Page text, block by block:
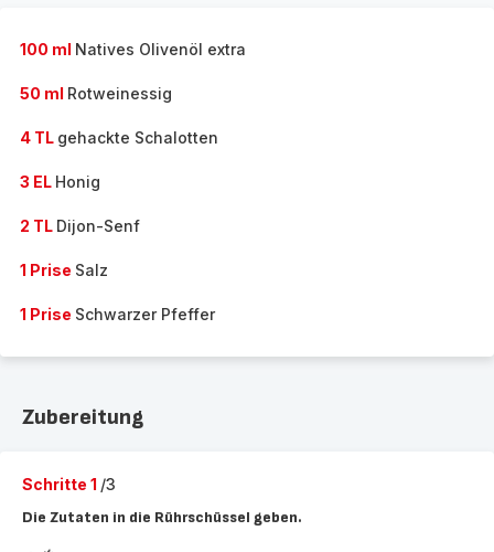
100 ml Natives Olivenöl extra
50 ml Rotweinessig
4 TL gehackte Schalotten
3 EL Honig
2 TL Dijon-Senf
1 Prise Salz
1 Prise Schwarzer Pfeffer
Zubereitung
Schritte 1 /3
Die Zutaten in die Rührschüssel geben.